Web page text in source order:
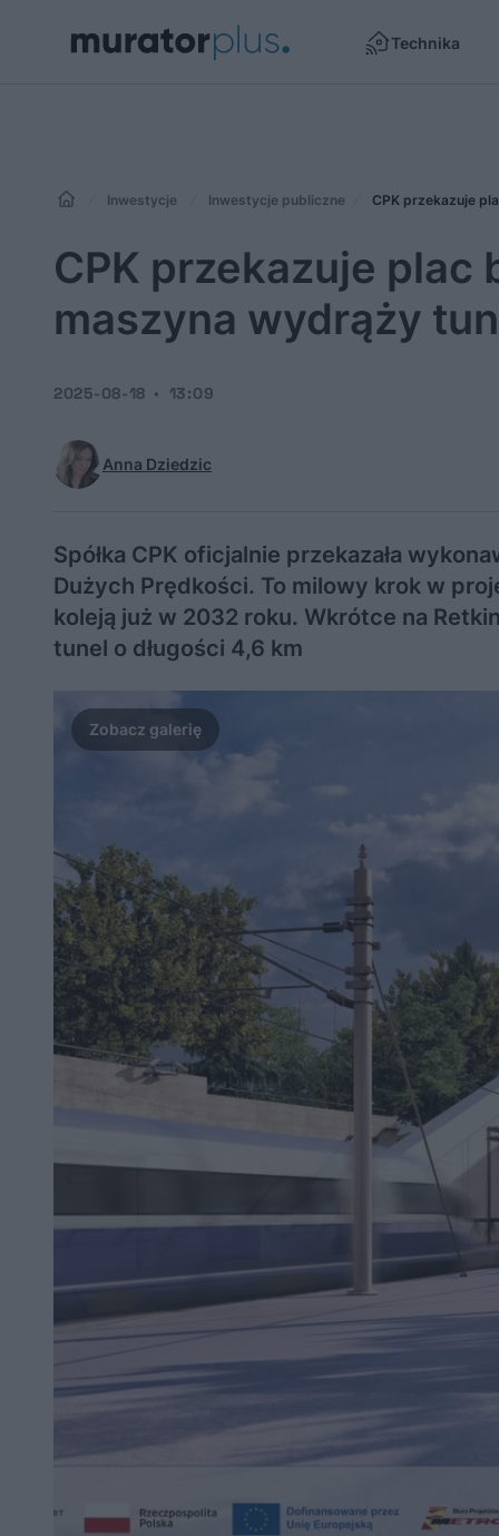
Technika
Inwestycje Inwestycje publiczne CPK przekazuje
CPK przekazuje plac
maszyna wydrąży
Anna Dziedzic
2025-08-18 13:09
Spółka CPK oficjalnie przekazała
Dużych Prędkości. To milowy krok w
koleją już w 2032 roku. Wkrótce na
tunel o długości 4,6 km